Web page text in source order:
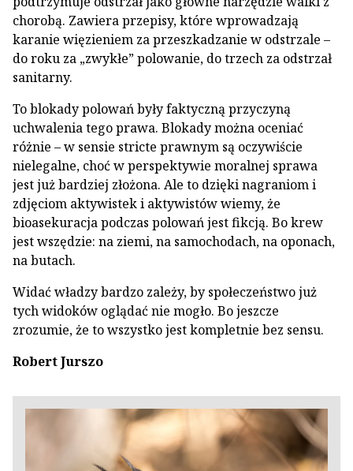
chorobą. Zawiera przepisy, które wprowadzają
karanie więzieniem za przeszkadzanie w odstrzale –
do roku za „zwykłe” polowanie, do trzech za odstrzał
sanitarny.
To blokady polowań były faktyczną przyczyną
uchwalenia tego prawa. Blokady można oceniać
różnie – w sensie stricte prawnym są oczywiście
nielegalne, choć w perspektywie moralnej sprawa
jest już bardziej złożona. Ale to dzięki nagraniom i
zdjęciom aktywistek i aktywistów wiemy, że
bioasekuracja podczas polowań jest fikcją. Bo krew
jest wszędzie: na ziemi, na samochodach, na oponach,
na butach.
Widać władzy bardzo zależy, by społeczeństwo już
tych widoków oglądać nie mogło. Bo jeszcze
zrozumie, że to wszystko jest kompletnie bez sensu.
Robert Jurszo